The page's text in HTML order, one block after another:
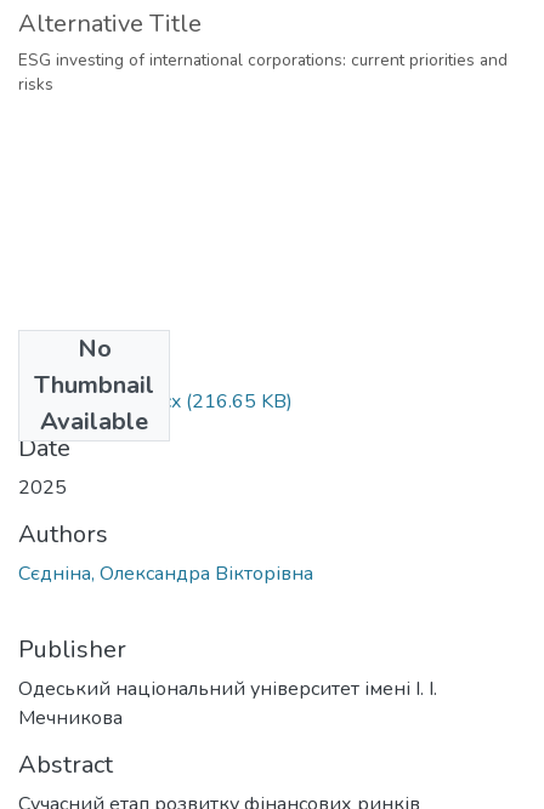
Alternative Title
ESG investing of international corporations: current priorities and
risks
No
Thumbnail
Available
292_Сєдніна.docx (216.65 KB)
Date
2025
Authors
Сєдніна, Олександра Вікторівна
Publisher
Одеський національний університет імені І. І.
Мечникова
Abstract
Сучасний етап розвитку фінансових ринків